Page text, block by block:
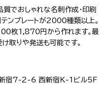
でおしゃれな名刺作成・印刷
ンプレートが2000種類以上。
枚1,870円から作れます。最
取りや発送も可能です。
宿7-2-6 西新宿K-1ビル5F